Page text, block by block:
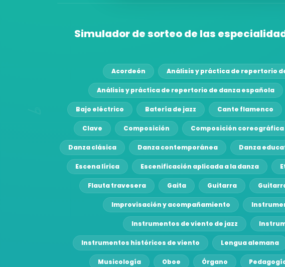
Simulador de sorteo de las
Acordeón Análisis y práctica de repertorio
Análisis y práctica de repertorio de danza española
Bajo eléctrico Batería de jazz Cante flamenco
Clave Composición Composición coreográfica
Danza clásica Danza contemporánea Danza
Escena lírica Escenificación aplicada a la danza
Flauta travesera Gaita Guitarra
Improvisación y acompañamiento
Instrumentos de viento de jazz
Instrumentos históricos de viento Lengua alemana
Musicología Oboe Órgano